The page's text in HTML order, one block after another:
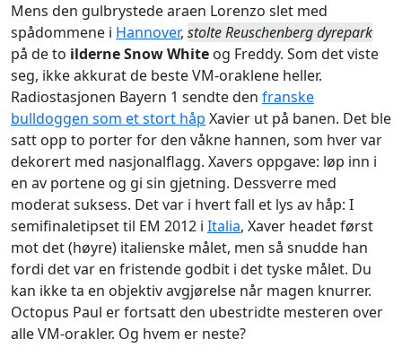
Mens den gulbrystede araen Lorenzo slet med
spådommene i Hannover, stolte Reuschenberg dyrepark
på de to ilderne Snow White og Freddy. Som det viste
seg, ikke akkurat de beste VM-oraklene heller.
Radiostasjonen Bayern 1 sendte den franske
bulldoggen som et stort håp Xavier ut på banen. Det ble
satt opp to porter for den våkne hannen, som hver var
dekorert med nasjonalflagg. Xavers oppgave: løp inn i
en av portene og gi sin gjetning. Dessverre med
moderat suksess. Det var i hvert fall et lys av håp: I
semifinaletipset til EM 2012 i Italia, Xaver headet først
mot det (høyre) italienske målet, men så snudde han
fordi det var en fristende godbit i det tyske målet. Du
kan ikke ta en objektiv avgjørelse når magen knurrer.
Octopus Paul er fortsatt den ubestridte mesteren over
alle VM-orakler. Og hvem er neste?